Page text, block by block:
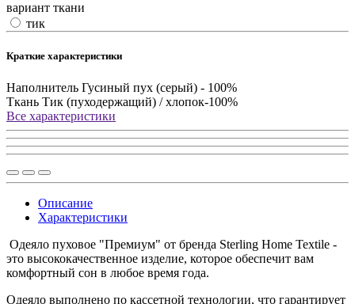
вариант ткани
тик
Краткие характеристики
Наполнитель Гусиный пух (серый) - 100%
Ткань Тик (пуходержащий) / хлопок-100%
Все характеристики
Описание
Характеристики
Одеяло пуховое "Премиум" от бренда Sterling Home Textile -
это высококачественное изделие, которое обеспечит вам
комфортный сон в любое время года.
Одеяло выполнено по кассетной технологии, что гарантирует